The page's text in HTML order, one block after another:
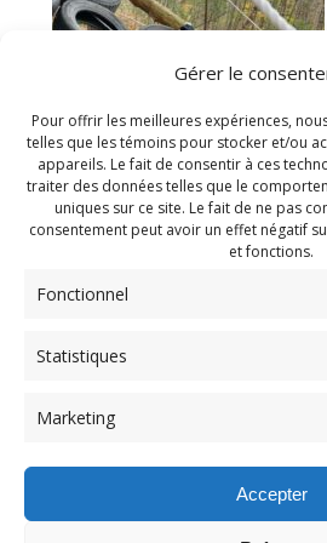
Gérer le
Pour offrir les meilleures expériences,
telles que les témoins pour stocker et/ou
appareils. Le fait de consentir à ces
traiter des données telles que le
uniques sur ce site. Le fait de ne pas
consentement peut avoir un effet négatif
et fonctions.
Fonctionnel
Statistiques
Marketing
Accepter
Navigation
de
l'article
Previous
Camp automne (4)